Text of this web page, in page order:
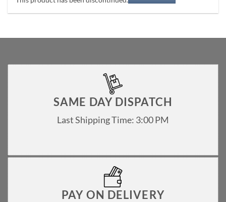
₨ 8,500.0.
is:
₨ 4,500.0.
SAME DAY DISPATCH
Last Shipping Time: 3:00 PM
PAY ON DELIVERY